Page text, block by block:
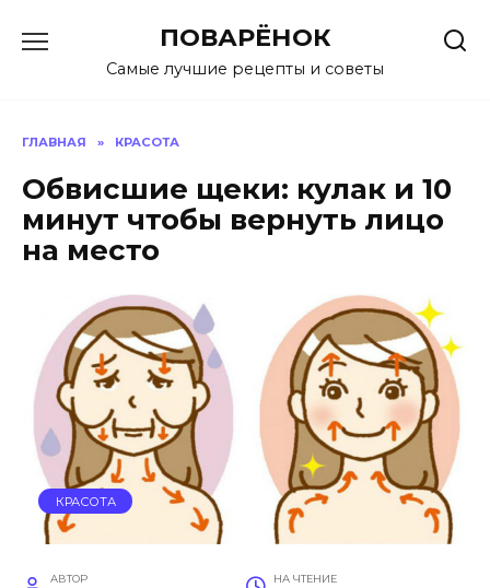
содержанию
ПОВАРЁНОК
Самые лучшие рецепты и советы
ГЛАВНАЯ » КРАСОТА
Обвисшие щеки: кулак и 10
минут чтобы вернуть лицо
на место
КРАСОТА
АВТОР НА ЧТЕНИЕ